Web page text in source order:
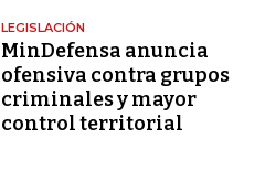
LEGISLACIÓN
MinDefensa anuncia
ofensiva contra grupos
criminales y mayor
control territorial